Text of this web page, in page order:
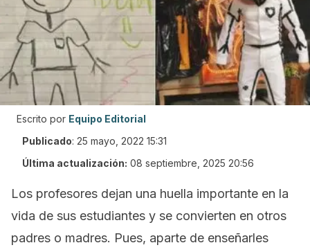
Escrito por Equipo Editorial
Publicado: 25 mayo, 2022 15:31
Última actualización: 08 septiembre, 2025 20:56
Los profesores dejan una huella importante en la
vida de sus estudiantes y se convierten en otros
padres o madres. Pues, aparte de enseñarles